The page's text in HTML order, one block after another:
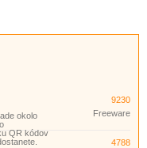
okolo
QR kódov
9230
Freeware
4788